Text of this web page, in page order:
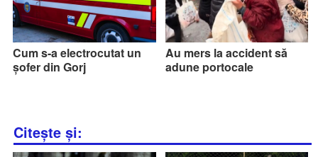
Cum s-a electrocutat un
șofer din Gorj
Au mers la accident să
adune portocale
Citește și: